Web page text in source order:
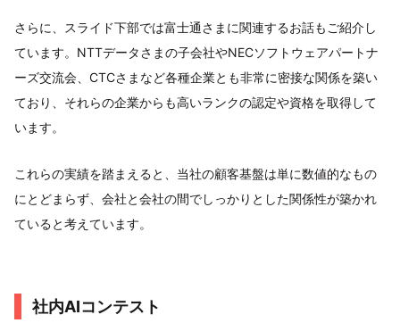
さらに、スライド下部では富士通さまに関連するお話もご紹介し
ています。NTTデータさまの子会社やNECソフトウェアパートナ
ーズ交流会、CTCさまなど各種企業とも非常に密接な関係を築い
ており、それらの企業からも高いランクの認定や資格を取得して
います。
これらの実績を踏まえると、当社の顧客基盤は単に数値的なもの
にとどまらず、会社と会社の間でしっかりとした関係性が築かれ
ていると考えています。
社内AIコンテスト